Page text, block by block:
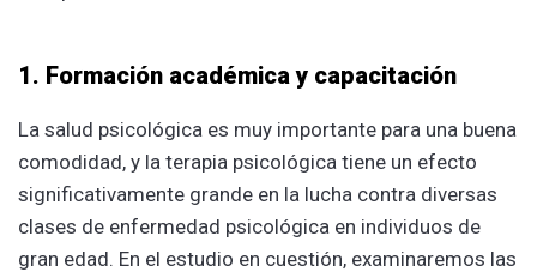
1. Formación académica y capacitación
La salud psicológica es muy importante para una buena
comodidad, y la terapia psicológica tiene un efecto
significativamente grande en la lucha contra diversas
clases de enfermedad psicológica en individuos de
gran edad. En el estudio en cuestión, examinaremos las